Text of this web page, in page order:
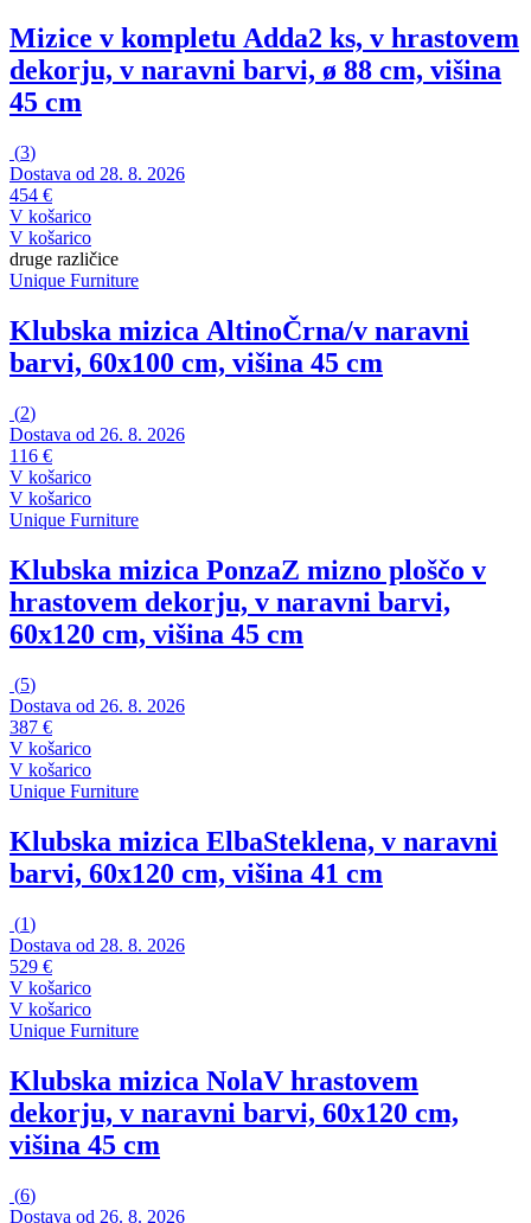
Mizice v kompletu Adda2 ks, v hrastovem
dekorju, v naravni barvi, ø 88 cm, višina
45 cm
(3)
Dostava od 28. 8. 2026
454 €
V košarico
V košarico
druge različice
Unique Furniture
Klubska mizica AltinoČrna/v naravni
barvi, 60x100 cm, višina 45 cm
(2)
Dostava od 26. 8. 2026
116 €
V košarico
V košarico
Unique Furniture
Klubska mizica PonzaZ mizno ploščo v
hrastovem dekorju, v naravni barvi,
60x120 cm, višina 45 cm
(5)
Dostava od 26. 8. 2026
387 €
V košarico
V košarico
Unique Furniture
Klubska mizica ElbaSteklena, v naravni
barvi, 60x120 cm, višina 41 cm
(1)
Dostava od 28. 8. 2026
529 €
V košarico
V košarico
Unique Furniture
Klubska mizica NolaV hrastovem
dekorju, v naravni barvi, 60x120 cm,
višina 45 cm
(6)
Dostava od 26. 8. 2026